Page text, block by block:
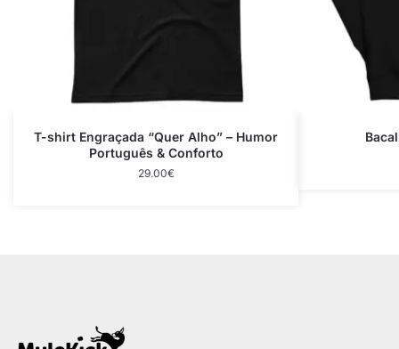
T-shirt Engraçada “Quer Alho” – Humor
Português & Conforto
29.00€